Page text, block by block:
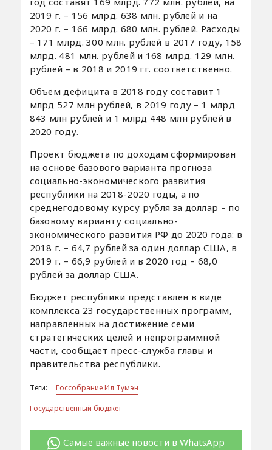
2019 г. – 156 млрд. 638 млн. рублей и на
2020 г. – 166 млрд. 680 млн. рублей. Расходы
– 171 млрд. 300 млн. рублей в 2017 году, 158
млрд. 481 млн. рублей и 168 млрд. 129 млн.
рублей – в 2018 и 2019 гг. соответственно.
Объём дефицита в 2018 году составит 1
млрд 527 млн рублей, в 2019 году – 1 млрд
843 млн рублей и 1 млрд 448 млн рублей в
2020 году.
Проект бюджета по доходам сформирован
на основе базового варианта прогноза
социально-экономического развития
республики на 2018-2020 годы, а по
среднегодовому курсу рубля за доллар – по
базовому варианту социально-
экономического развития РФ до 2020 года: в
2018 г. – 64,7 рублей за один доллар США, в
2019 г. – 66,9 рублей и в 2020 год – 68,0
рублей за доллар США.
Бюджет республики представлен в виде
комплекса 23 государственных программ,
направленных на достижение семи
стратегических целей и непрограммной
части, сообщает пресс-служба главы и
правительства республики.
Теги:
Госсобрание Ил Тумэн
Государственный бюджет
Самые важные новости в WhatsApp